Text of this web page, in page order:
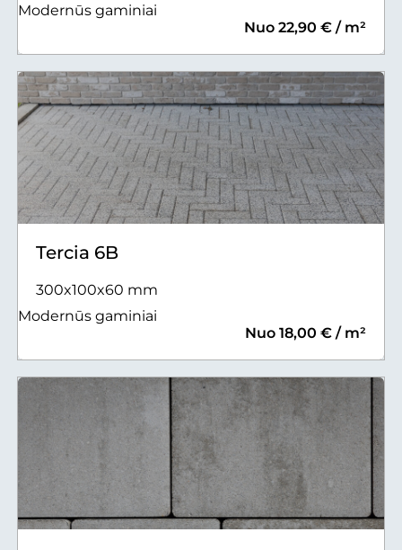
Modernūs gaminiai
Nuo 22,90 € / m²
Tercia 6B
300x100x60 mm
Modernūs gaminiai
Nuo 18,00 € / m²